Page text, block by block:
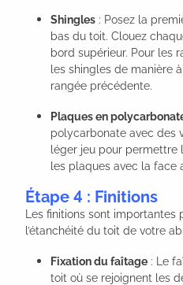
Shingles : Posez la
bas du toit. Clouez
bord supérieur. Pour les
les shingles de manière
rangée précédente.
Plaques en
polycarbonate avec des
léger jeu pour permettre
les plaques avec la face
Étape 4 : Finitions
Les finitions sont importantes
l’étanchéité du toit de votre
Fixation du faîtage : Le
toit où se rejoignent les